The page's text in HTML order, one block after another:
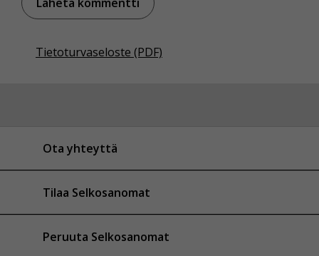
Tietoturvaseloste (PDF)
Ota yhteyttä
Tilaa Selkosanomat
Peruuta Selkosanomat